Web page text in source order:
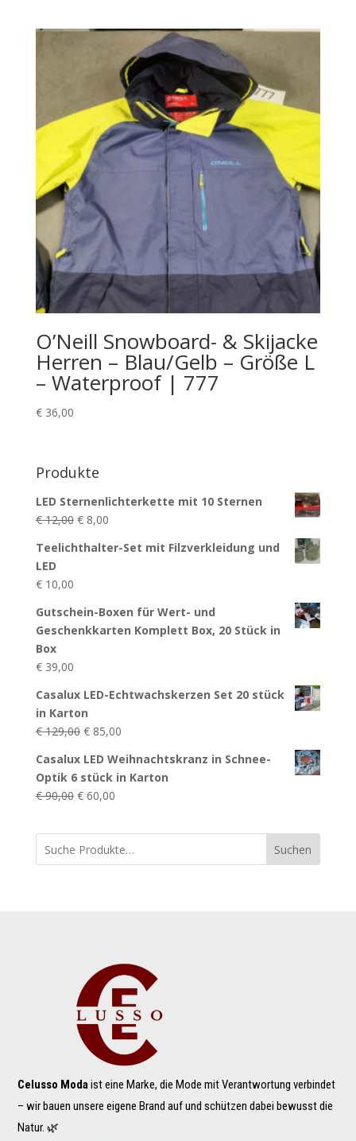
O’Neill Snowboard- & Skijacke
Herren – Blau/Gelb – Größe L
– Waterproof | 777
€36,00
Produkte
LED Sternenlichterkette mit 10 Sternen
€12,00 Ursprünglicher
war:
€8,00Aktueller
ist:
Teelichthalter-Set mit Filzverkleidung und
LED
€10,00
Gutschein-Boxen für Wert- und
Geschenkkarten Komplett Box, 20 Stück in
Box
€39,00
Casalux LED-Echtwachskerzen Set 20 stück
in Karton
€129,00 Ursprünglicher
war:
€ 129,00
€85,00Aktueller
ist:
€ 85,00.
Casalux LED Weihnachtskranz in Schnee-
Optik 6 stück in Karton
€90,00 Ursprünglicher
war:
€ 90,00
€60,00Aktueller
ist:
€ 60,00.
Suchen
Celusso Modaist eine Marke, die Mode mit Verantwortung verbindet
– wir bauen unsere eigene Brand auf und schützen dabei bewusst die
Natur. 🌿